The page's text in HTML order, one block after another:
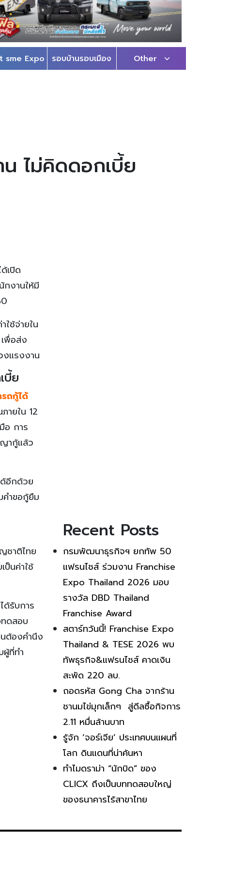
sme Expo รอบบ้านรอบเมือง Other
ไม่คิดดอกเบี้ย
เปิด
งานให้มี
ใช้จ่ายใน
พื่อส่ง
งแรงงาน
บี้ย
ถกู้ได้
ภายใน 12
อ การ
ากู้แล้ว
อีกด้วย
คำขอกู้ยืม
ชาติไทย
ป็นค่าใช้
ด้รับการ
ดสอบ
ต้องคำนึง
ผู้ที่ทำ
Recent Posts
กรมพัฒนาธุรกิจฯ ยกทัพ 50
แฟรนไชส์ ร่วมงาน Franchise
Expo Thailand 2026 มอบ
รางวัล DBD Thailand
Franchise Award
สตาร์ทวันนี้! Franchise Expo
Thailand & TESE 2026 พบ
ทัพธุรกิจ&แฟรนไชส์ คาดเงิน
สะพัด 220 ลบ.
ถอดรหัส Gong Cha จากร้าน
ชานมไข่มุกเล็กๆ สู่ดีลซื้อกิจการ
2.11 หมื่นล้านบาท
รู้จัก ‘จอร์เจีย’ ประเทศบนแผนที่
โลก ดินแดนที่น่าค้นหา
ทำไมดราม่า “นักบิด” ของ
CLICX ถึงเป็นบททดสอบใหญ่
ของธนาคารไร้สาขาไทย